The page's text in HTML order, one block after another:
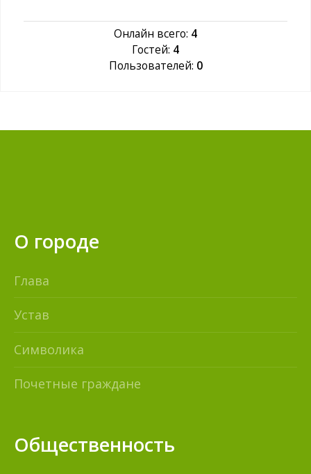
Онлайн всего: 4
Гостей: 4
Пользователей: 0
О городе
Глава
Устав
Символика
Почетные граждане
Общественность